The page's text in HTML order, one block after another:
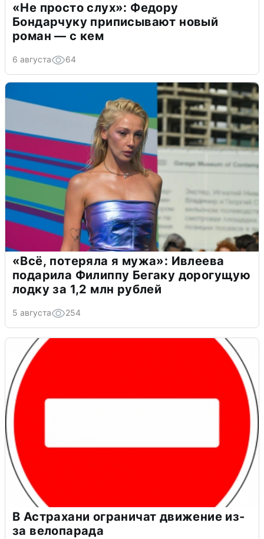
«Не просто слух»: Федору
Бондарчуку приписывают новый
роман — с кем
6 августа 64
«Всё, потеряла я мужа»: Ивлеева
подарила Филиппу Бегаку дорогущую
лодку за 1,2 млн рублей
5 августа 254
В Астрахани ограничат движение из-
за велопарада